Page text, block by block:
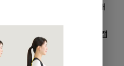
15에는 티타늄소재를 사용해
캡
.